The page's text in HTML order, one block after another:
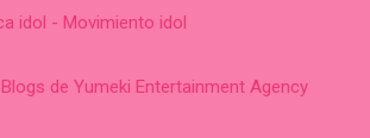
idol - Movimiento idol
de Yumeki Entertainment Agency